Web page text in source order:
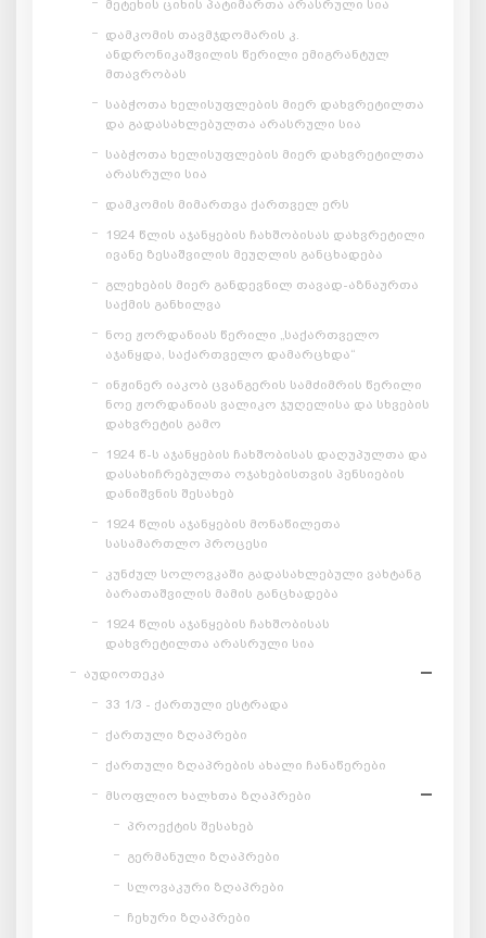
მეტეხის ციხის პატიმართა არასრული სია
დამკომის თავმჯდომარის კ.
ანდრონიკაშვილის წერილი ემიგრანტულ
მთავრობას
საბჭოთა ხელისუფლების მიერ დახვრეტილთა
და გადასახლებულთა არასრული სია
საბჭოთა ხელისუფლების მიერ დახვრეტილთა
არასრული სია
დამკომის მიმართვა ქართველ ერს
1924 წლის აჯანყების ჩახშობისას დახვრეტილი
ივანე ზესაშვილის მეუღლის განცხადება
გლეხების მიერ განდევნილ თავად-აზნაურთა
საქმის განხილვა
ნოე ჟორდანიას წერილი „საქართველო
აჯანყდა, საქართველო დამარცხდა“
ინჟინერ იაკობ ცვანგერის სამძიმრის წერილი
ნოე ჟორდანიას ვალიკო ჯუღელისა და სხვების
დახვრეტის გამო
1924 წ-ს აჯანყების ჩახშობისას დაღუპულთა და
დასახიჩრებულთა ოჯახებისთვის პენსიების
დანიშვნის შესახებ
1924 წლის აჯანყების მონაწილეთა
სასამართლო პროცესი
კუნძულ სოლოვკაში გადასახლებული ვახტანგ
ბარათაშვილის მამის განცხადება
1924 წლის აჯანყების ჩახშობისას
დახვრეტილთა არასრული სია
აუდიოთეკა
33 1/3 - ქართული ესტრადა
ქართული ზღაპრები
ქართული ზღაპრების ახალი ჩანაწერები
მსოფლიო ხალხთა ზღაპრები
პროექტის შესახებ
გერმანული ზღაპრები
სლოვაკური ზღაპრები
ჩეხური ზღაპრები